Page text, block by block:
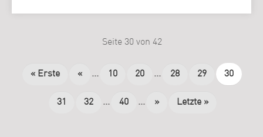
Seite 30 von 42
« Erste « ... 10 20 ... 28 29 30
31 32 ... 40 ... » Letzte »